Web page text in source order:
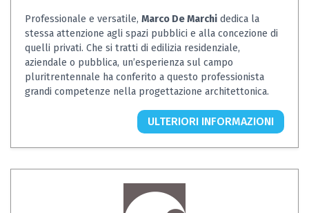
Professionale e versatile, Marco De Marchi dedica la
stessa attenzione agli spazi pubblici e alla concezione di
quelli privati. Che si tratti di edilizia residenziale,
aziendale o pubblica, un’esperienza sul campo
pluritrentennale ha conferito a questo professionista
grandi competenze nella progettazione architettonica.
ULTERIORI INFORMAZIONI